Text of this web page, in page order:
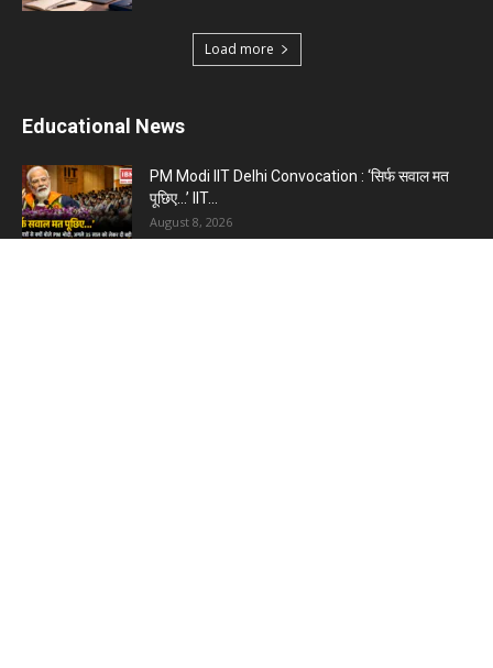
Load more
Educational News
PM Modi IIT Delhi Convocation : ‘सिर्फ सवाल मत
पूछिए…’ IIT...
August 8, 2026